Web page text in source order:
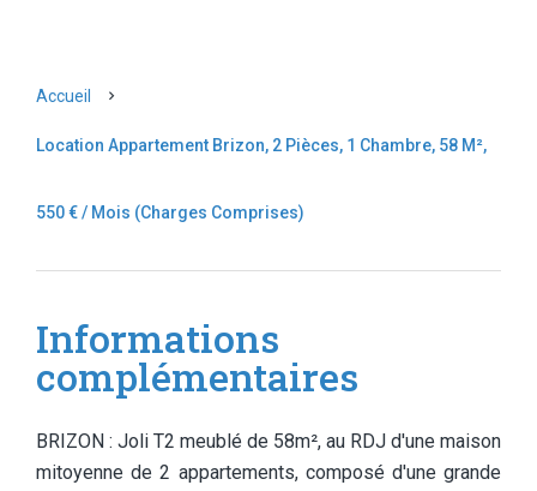
Accueil
Location Appartement Brizon, 2 Pièces, 1 Chambre, 58 M²,
550 € / Mois (Charges Comprises)
Informations
complémentaires
BRIZON : Joli T2 meublé de 58m², au RDJ d'une maison
mitoyenne de 2 appartements, composé d'une grande